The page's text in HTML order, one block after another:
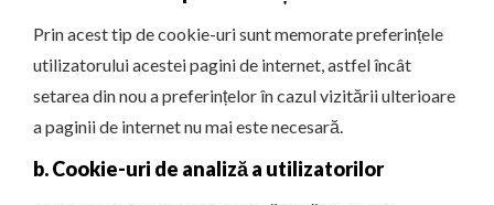
Prin acest tip de cookie-uri sunt memorate preferințele
utilizatorului acestei pagini de internet, astfel încât
setarea din nou a preferințelor în cazul vizitării ulterioare
a paginii de internet nu mai este necesară.
b. Cookie-uri de analiză a utilizatorilor